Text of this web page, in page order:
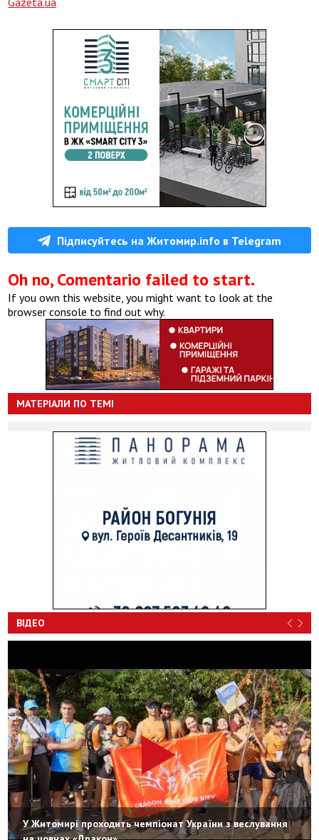
Підписуйтесь на Житомир.info в Telegram
Oh no, Comentario failed to start.
If you own this website, you might want to look at the
browser console to find out why.
МАТЕРІАЛИ ПО ТЕМІ
ВІДЕО
У Житомирі проходить чемпіонат України з веслування